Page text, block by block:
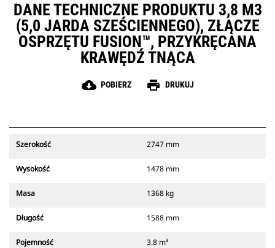
DANE TECHNICZNE PRODUKTU 3,8 M3
(5,0 JARDA SZEŚCIENNEGO), ZŁĄCZE
OSPRZĘTU FUSION™, PRZYKRĘCANA
KRAWĘDŹ TNĄCA
cloud_download POBIERZ print DRUKUJ
Szerokość 2747 mm
Wysokość 1478 mm
Masa 1368 kg
Długość 1588 mm
Pojemność 3.8 m³